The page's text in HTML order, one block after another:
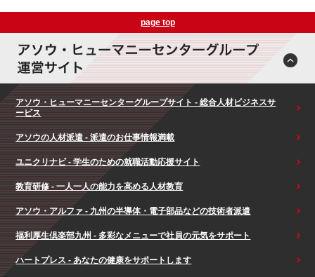
page top
アソウ・ヒューマニーセンターグループサイト - 総合人材ビジネスサ
ービス
アソウの人材派遣 - 派遣のお仕事情報満載
ユニクリナビ - 学生のための就職活動応援サイト
教育研修 - 一人一人の能力を高める人材教育
アソウ・アルファ - 九州の半導体・電子部品などの技術者派遣
福利厚生倶楽部九州 - 多彩なメニューで社員の元気をサポート
ハートプレス - あなたの健康をサポートします